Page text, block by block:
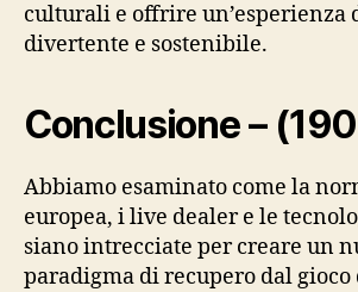
culturali e offrire un’esperienza
divertente e sostenibile.
Conclusione –
Abbiamo esaminato come la
europea, i live dealer e le
siano intrecciate per creare un
paradigma di recupero dal gioco